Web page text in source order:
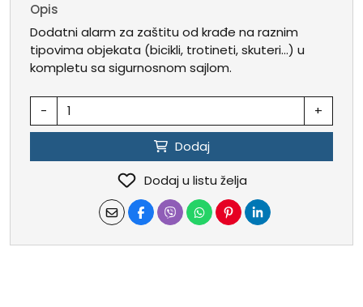
Opis
Dodatni alarm za zaštitu od krađe na raznim
tipovima objekata (bicikli, trotineti, skuteri...) u
kompletu sa sigurnosnom sajlom.
- +
Dodaj
Dodaj u listu želja